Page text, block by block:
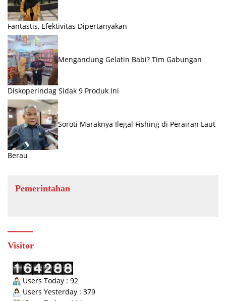
Fantastis, Efektivitas Dipertanyakan
Mengandung Gelatin Babi? Tim Gabungan
Diskoperindag Sidak 9 Produk Ini
Soroti Maraknya Ilegal Fishing di Perairan Laut
Berau
Pemerintahan
Visitor
Users Today : 92
Users Yesterday : 379